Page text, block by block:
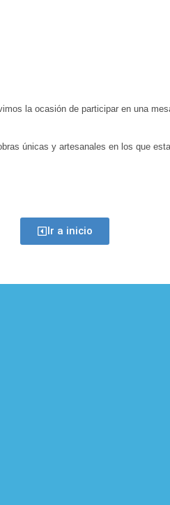
la ocasión de participar en una
únicas y artesanales en los que
Ir a inicio